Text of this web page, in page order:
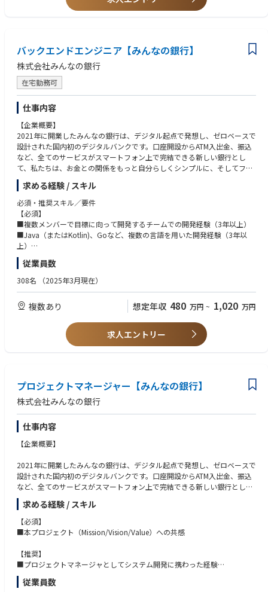
集中できる環境が整っています。
■銀行システム開発におけるアプリケーションアーキテクチャの設計、及
び技術的な意思決定の支援・リードをしていただきます。
■関わる領域としては新規開発、保守・改善開発等すべての領域になりま
す。
■システム全体のセキュリティ、品質、拡張性、保守性、開発スピードを
向上させるための技術戦略の策定と推進を担っていただきます。
【業務内容】
■新規サービス・機能のアーキテクチャ設計、技術選定、プロトタイピン
グ、開発チームへの支援
■既存サービスの課題分析とリファクタリング案の提案・支援
■開発チームに対する高度な技術面での支援
■システム全体のパフォーマンス、セキュリティ、信頼性向上の技術的施
策の立案・実行
■横断的に利用されているフレームワークやライブラリのメンテナンス・
機能拡張
【仕事の魅力】
・システム全体を俯瞰し、大規模システムの全体像を理解したうえで自ら
の手でアーキテクチャを設計・改善していく経験を積むことができます。
な技術を選定し、導入を推進することができます。
・変化の早い技術トレンドをキャッチアップし、実務を通じて常に新しい
知識とスキルを習得できる環境です。
【OS】Windows／macOS
【データベース】（例）Spanner、BigQuery、MySQL(CloudSQL)
【その他】GitLab、Google Cloud
Architecture、イベント駆動等の設計・開発・運用経験
■長期間運用されているシステムの保守で継続的な改善に取り組んだ経験
【求める人物像】
・特定の領域に固執せず、常に新しい技術や知識を学び続ける探究心のあ
る方
・ビジネス要件を理解し、それを技術的な解決策に落とし込むことができ
る方
・論理的な思考力と複雑な課題を整理・構造化し、説明する能力をお持ち
の方
・開発チームやステークホルダーと円滑にコミュニケーションを取り、リ
ーダーシップを発揮できる方
・自ら技術的な課題を発見し、主体的に解決に向けてアクションを起こせ
る方
バックエンドエンジニア【みんなの銀行】
株式会社みんなの銀行
在宅勤務可
仕事内容
【企業概要】
2021年に開業したみんなの銀行は、デジタル起点で発想し、ゼロベースで
設計された国内初のデジタルバンクです。口座開設からATM入出金、振込
など、全てのサービスがスマートフォン上で完結できる新しい銀行とし
て、私たちは、お金との関係をもっと自分らしくシンプルに、そしてフレ
ンドリーにするために、新しい銀行のカタチを「みんな」で創りたいと考
えています。
みんなの銀行が目指しているのは、銀行の「Re-Design（再デザイン）」
と「Re-Define（再定義）」。
商品・サービス、システム、業務プロセス等すべてをゼロベースから設
計・構築することで、全く新しい価値を提供できる次世代の銀行づくりを
銀行というと堅い職場を想像されるかもしれませんが、みんなの銀行は既
存の銀行から飛び出したベンチャー、スタートアップ的な組織です。
7割近くがキャリア採用メンバーで構成されており、デジタル領域のスペ
シャリストも数多く在籍しています。
その一方で、バックグラウンドにFFG・福岡銀⾏がいることで、ベンチャ
ことなく、新しい⾦融の模索にスピード感を持ってチャレンジすることに
集中できる環境が整っています。
■ビジネスの変化の速さに対応していくためにシステム内製化によるDev
Opsを推進しており、開発チームのアプリケーション開発エンジニアを募
集しております。
■このチームではアジャイル開発、テスト自動化やTDD（テスト駆動開
発）、ペアプログラミングなどに力を入れています。古い手法や固定観念
ークやチームの生産性を考えてくれる人を歓迎します。
※雇用主は「株式会社みんなの銀行」です。
みんなの銀行もしくはゼロバンク・デザインファクトリーに出向し、勤務
していただきます。
・銀行業界では先進的なマイクロサービスアーキテクチャーを採用したシ
ステム開発に携わっていただけます
・社会性の高いシステムの設計・開発・運用の経験を積んでいただけます
【業務内容】
■アーキテクト（テックリード）と共にアプリケーションの設計と開発を
担っていただきます
■テストコードの実装を担っていただきます（単体テスト、結合テスト、
求める経験 / スキル
必須・推奨スキル／要件
【必須】
■複数メンバーで目標に向って開発するチームでの開発経験（3年以上）
■Java（またはKotlin)、Goなど、複数の言語を用いた開発経験（3年以
上）
■Springなど、フレームワークを用いた開発経験（1年以上）
■本プロジェクト（Mission/Vision/Value）への共感
■REST/gRPCベースのマイクロサービス(サーバサイドアプリ)の開発経験
■テストコードの実装経験
■機能要件/非機能要件に基づいたアプリケーション設計および各種チュ
ーニング（ミドルウェア含む）
法の実務経験
■ペアプログラミング、モブプログラミングの経験
■テストの自動化に関する実務経験
■CIパイプラインの設計、構築の実務経験
■新たな技術や開発手法をキャッチアップして挑戦する方
従業員数
308名 （2025年3月現在）
複数あり 想定年収 480 万円 ~ 1,020 万円
求人エントリー
プロジェクトマネージャー【みんなの銀行】
株式会社みんなの銀行
仕事内容
【企業概要】
2021年に開業したみんなの銀行は、デジタル起点で発想し、ゼロベースで
設計された国内初のデジタルバンクです。口座開設からATM入出金、振込
など、全てのサービスがスマートフォン上で完結できる新しい銀行とし
て、私たちは、お金との関係をもっと自分らしくシンプルに、そしてフレ
ンドリーにするために、新しい銀行のカタチを「みんな」で創りたいと考
えています。
と「Re-Define（再定義）」。
商品・サービス、システム、業務プロセス等すべてをゼロベースから設
目指します。
求める経験 / スキル
【必須】
■本プロジェクト（Mission/Vision/Value）への共感
【推奨】
■プロジェクトマネージャとしてシステム開発に携わった経験
【歓迎スキル／要件】
従業員数